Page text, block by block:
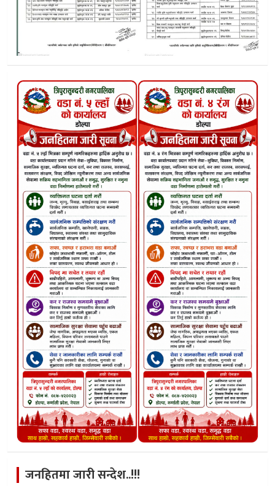
जनहितमा जारी सन्देश..!!!